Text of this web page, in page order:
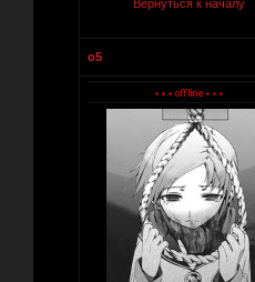
Вернуться к началу
o5